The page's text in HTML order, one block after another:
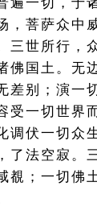
，菩萨众中
三世所行，
佛国土。无
差别；演一
受一切世界
调伏一切众
了法空寂。
覩；一切佛